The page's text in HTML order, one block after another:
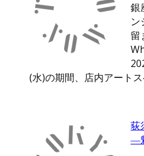
銀
ン
留
(水)の期間、店内アート
荻
―